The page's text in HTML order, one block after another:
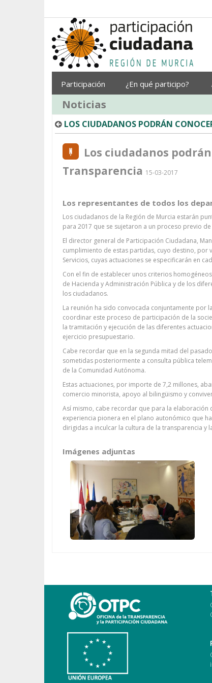
Participación ¿En qué participo?
Noticias
LOS CIUDADANOS PODRÁN
Los ciudadanos
Transparencia 15-03-2017
Los representantes de todos los
Los ciudadanos de la Región de Murcia estarán
para 2017 que se sujetaron a un proceso previo
El director general de Participación Ciudadana,
cumplimiento de estas partidas, cuyo destino, por
Servicios, cuyas actuaciones se especificarán en
Con el fin de establecer unos criterios
de Hacienda y Administración Pública y de los
los ciudadanos.
La reunión ha sido convocada conjuntamente por
coordinar este proceso de participación de la
la tramitación y ejecución de las diferentes
ejercicio presupuestario.
Cabe recordar que en la segunda mitad del
sometidas posteriormente a consulta pública
de la Comunidad Autónoma.
Estas actuaciones, por importe de 7,2 millones,
comercio minorista, apoyo al bilingüismo y
Así mismo, cabe recordar que para la elaboración
experiencia pionera en el plano autonómico que
dirigidas a inculcar la cultura de la transparencia
Imágenes adjuntas